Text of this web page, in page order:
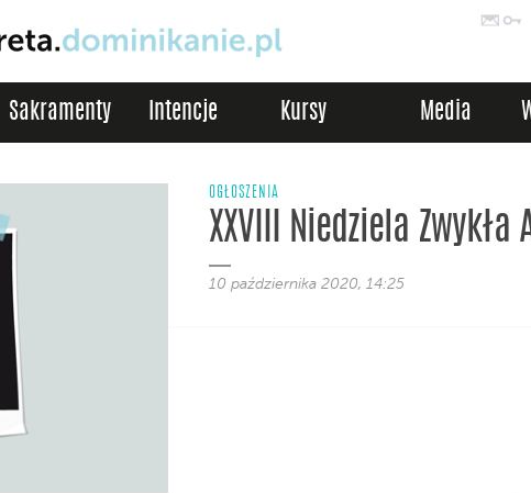
Sakramenty Intencje Kursy Media
OGŁOSZENIA
XXVIII Niedziela Zwykła
10 października 2020, 14:25